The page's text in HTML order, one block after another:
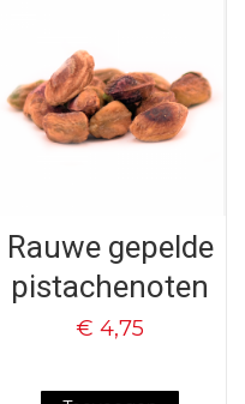
Rauwe gepelde
pistachenoten
€ 4,75